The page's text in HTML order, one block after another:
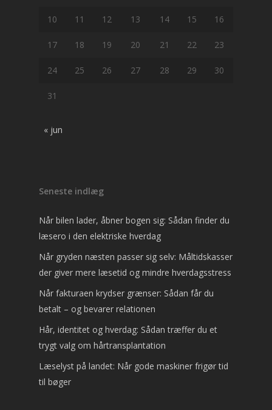
10 11 12 13 14 15 16
17 18 19 20 21 22 23
24 25 26 27 28 29 30
31
« jun
Seneste indlæg
Når bilen lader, åbner bogen sig: Sådan finder du
læsero i den elektriske hverdag
Når gryden næsten passer sig selv: Måltidskasser
der giver mere læsetid og mindre hverdagsstress
Når fakturaen krydser grænser: Sådan får du
betalt – og bevarer relationen
Hår, identitet og hverdag: Sådan træffer du et
trygt valg om hårtransplantation
Læselyst på landet: Når gode maskiner frigør tid
til bøger